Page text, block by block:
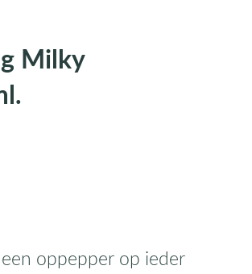
Milky
oppepper op ieder